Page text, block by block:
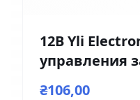
12В Yli
управления
₴106,00